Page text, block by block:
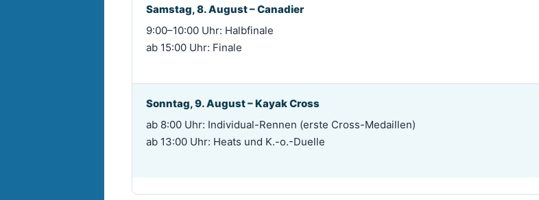
Samstag, 8. August – Canadier
9:00–10:00 Uhr: Halbfinale
ab 15:00 Uhr: Finale
Sonntag, 9. August – Kayak Cross
ab 8:00 Uhr: Individual-Rennen (erste Cross-Medaillen)
ab 13:00 Uhr: Heats und K.-o.-Duelle